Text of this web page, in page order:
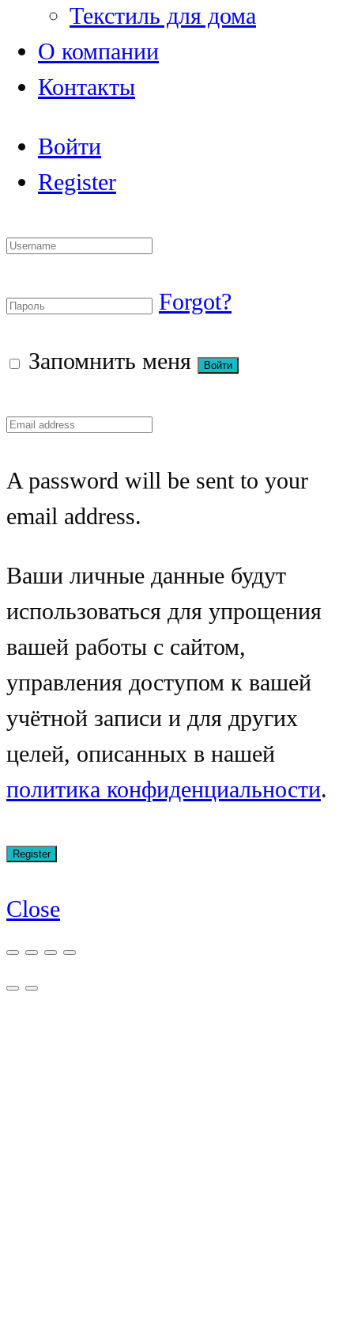
Текстиль для дома
О компании
Контакты
Войти
Register
Forgot?
Запомнить меня
A password will be sent to your
email address.
Ваши личные данные будут
использоваться для упрощения
вашей работы с сайтом,
управления доступом к вашей
учётной записи и для других
целей, описанных в нашей
политика конфиденциальности.
Close